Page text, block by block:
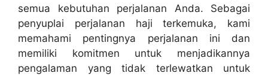
semua kebutuhan perjalanan Anda. Sebagai
penyuplai perjalanan haji terkemuka, kami
memahami pentingnya perjalanan ini dan
memiliki komitmen untuk menjadikannya
pengalaman yang tidak terlewatkan untuk